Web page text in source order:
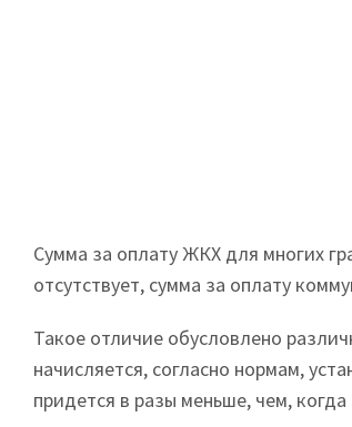
Сумма за оплату ЖКХ для многих
отсутствует, сумма за оплату
Такое отличие обусловлено
начисляется, согласно нормам,
придется в разы меньше, чем, когда